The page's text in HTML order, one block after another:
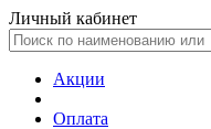
Личный кабинет
Акции
Оплата